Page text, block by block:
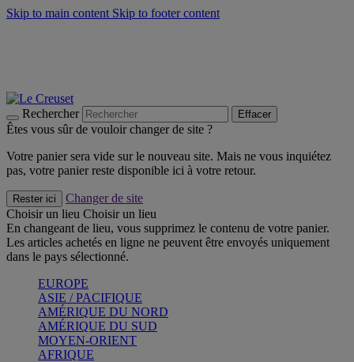
Skip to main content Skip to footer content
Rechercher Effacer
Êtes vous sûr de vouloir changer de site ?
Votre panier sera vide sur le nouveau site. Mais ne vous inquiétez
pas, votre panier reste disponible ici à votre retour.
Rester ici
Changer de site
Choisir un lieu Choisir un lieu
En changeant de lieu, vous supprimez le contenu de votre panier.
Les articles achetés en ligne ne peuvent être envoyés uniquement
dans le pays sélectionné.
EUROPE
ASIE / PACIFIQUE
AMÉRIQUE DU NORD
AMÉRIQUE DU SUD
MOYEN-ORIENT
AFRIQUE